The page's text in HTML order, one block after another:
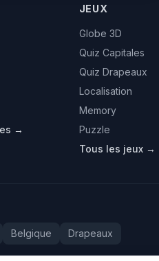
→
JEUX
Globe 3D
Quiz Capitales
Quiz Drapeaux
Localisation
Memory
Puzzle
Tous les jeux →
Belgique Drapeaux